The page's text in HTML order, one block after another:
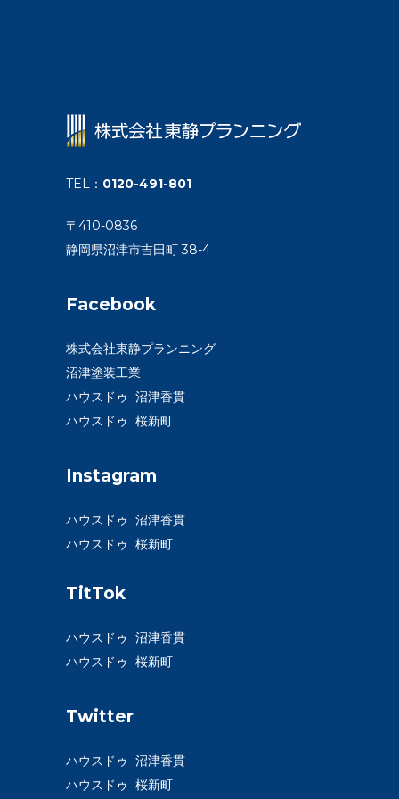
TEL ： 0120-491-801
〒410-0836
静岡県沼津市吉田町 38-4
Facebook
株式会社東静プランニング
沼津塗装工業
ハウスドゥ 沼津香貫
ハウスドゥ 桜新町
Instagram
ハウスドゥ 沼津香貫
ハウスドゥ 桜新町
TitTok
ハウスドゥ 沼津香貫
ハウスドゥ 桜新町
Twitter
ハウスドゥ 沼津香貫
ハウスドゥ 桜新町